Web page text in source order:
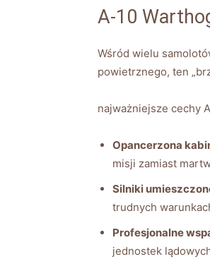
A-10
Wśród wielu
powietrznego, ten
najważniejsze cechy
Opancerzona
‌misji zamiast
Silniki
trudnych
Profesjonalne
jednostek